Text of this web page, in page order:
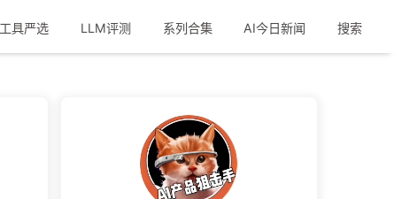
具严选 LLM评测 系列合集 AI今日新闻 搜索